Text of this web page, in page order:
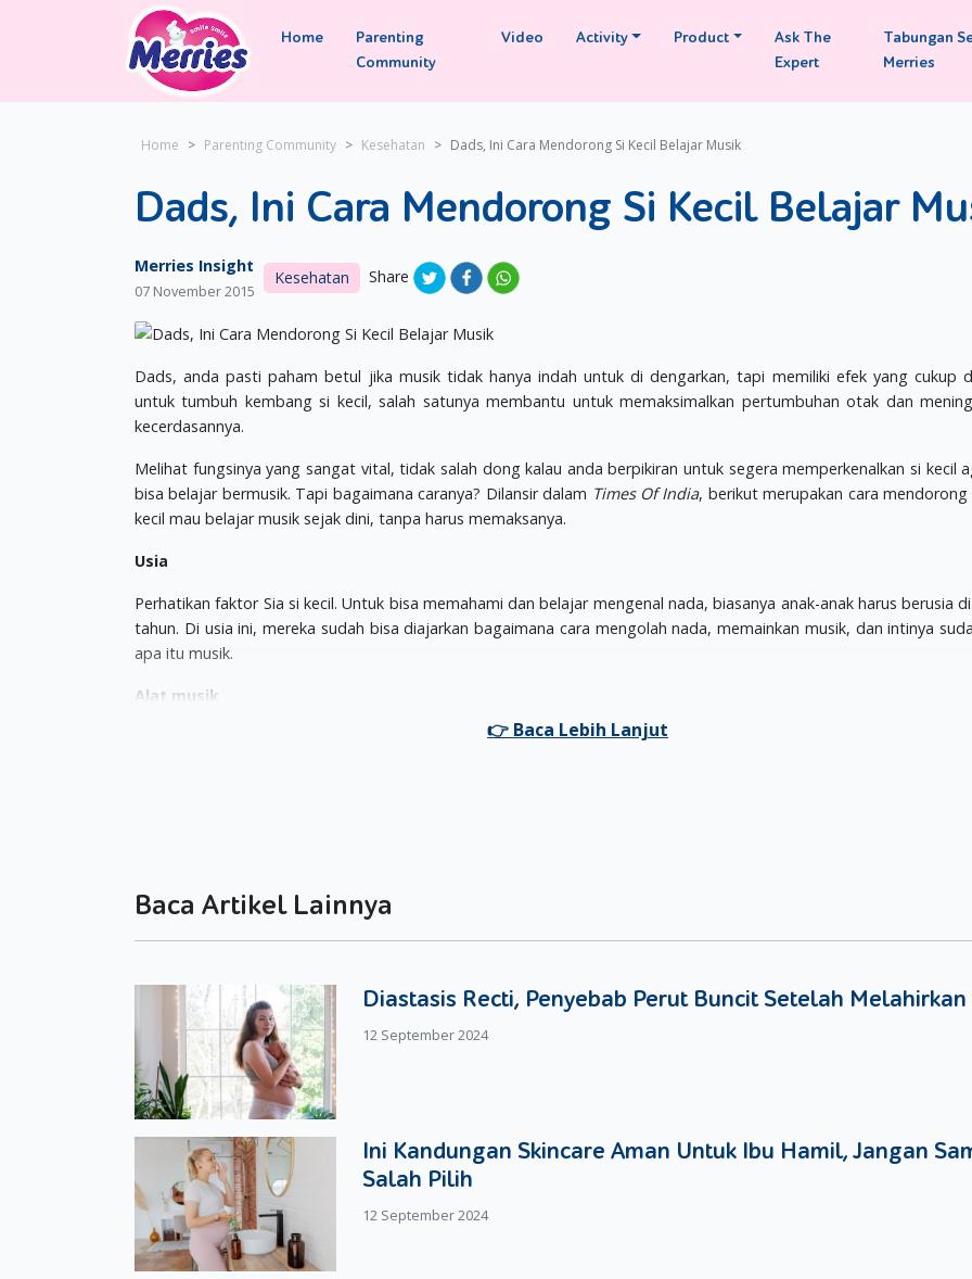
Home
Parenting
Community
Video Activity Product
Ask The
Expert
Tabungan
Merries
Home Parenting Community Kesehatan Dads, Ini Cara Mendorong Si Kecil Belajar Musik
Dads, Ini Cara Mendorong Si Kecil Belajar
Merries Insight
07 November 2015
Kesehatan Share
Dads, anda pasti paham betul jika musik tidak hanya indah untuk di dengarkan, tapi memiliki efek yang cukup
untuk tumbuh kembang si kecil, salah satunya membantu untuk memaksimalkan pertumbuhan otak dan
kecerdasannya.
Melihat fungsinya yang sangat vital, tidak salah dong kalau anda berpikiran untuk segera memperkenalkan si kecil
bisa belajar bermusik. Tapi bagaimana caranya? Dilansir dalam Times Of India, berikut merupakan cara mendorong
kecil mau belajar musik sejak dini, tanpa harus memaksanya.
Usia
Perhatikan faktor Sia si kecil. Untuk bisa memahami dan belajar mengenal nada, biasanya anak-anak harus berusia
tahun. Di usia ini, mereka sudah bisa diajarkan bagaimana cara mengolah nada, memainkan musik, dan intinya
apa itu musik.
Alat musik
Cara paling gampang untuk membuat anak-anak berminat belajar dengan musik adalah, dengan memberikan alat
tersebut. Nah agar latihan ini maksimal, Moms atau Dads sebaiknya bisa juga memainkan alat musik tersebut.
tidak mahir, minimalnya anda bisa memainkannya.
Idola akan membuat si kecil lebih bersemangat dalam mengembangkan kemampuannya. Untuk itu, perkenalkan
dengan musisi-musisi papan atas yang memainkan alat musik yang disukainya. Misalnya, anda bisa
Petrucci jika anak anda belajar gitar.
Latih terus
Penting untuk di perhatikan. Ajarkan si kecil untuk disiplin dalam latihan. Selain belajar di sekolah, anda pun
mendorong si kecil untuk mengembangkan kemampuannya sendiri di rumah dengan bantuan video atau buku
Dengan begitu, kemampuan si kecil bermain musik akan meningkat pesat.
Moms and Dads, mendorong si kecil untuk belajar musik, bukan berarti mengarahkan si kecil untuk menjadi
kegiatan ini merupakan salah satu upaya untuk mengembangkan kecerdasan si kecil. Makanya, yuk dukung si kecil
Baca Artikel Lainnya
Diastasis Recti, Penyebab Perut Buncit Setelah Melahirkan
12 September 2024
Ini Kandungan Skincare Aman Untuk Ibu Hamil, Jangan
Salah Pilih
12 September 2024